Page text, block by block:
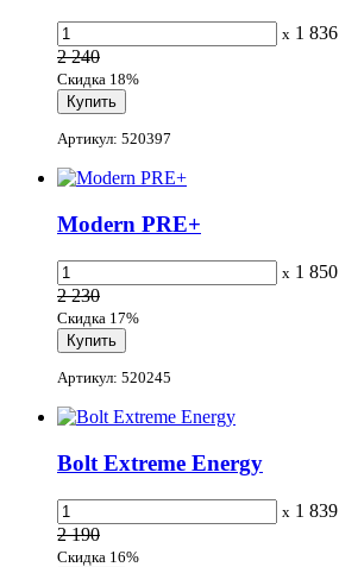
x 1 836
2 240
Скидка 18%
Артикул: 520397
Modern PRE+
x 1 850
2 230
Скидка 17%
Артикул: 520245
Bolt Extreme Energy
x 1 839
2 190
Скидка 16%